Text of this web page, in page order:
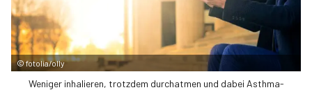
©fotolia/olly
Weniger inhalieren, trotzdem durchatmen und dabei Asthma-